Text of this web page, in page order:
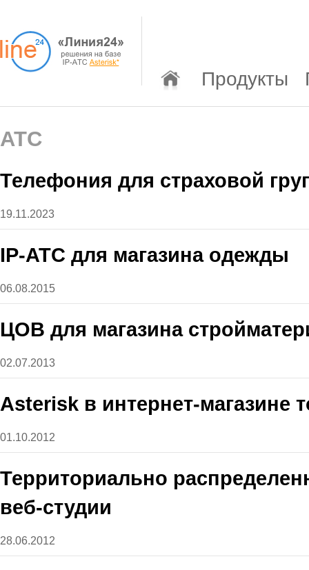
Продукты
АТС
Телефония для страховой
19.11.2023
IP-ATC для магазина одежды
06.08.2015
ЦОВ для магазина
02.07.2013
Asterisk в интернет-магазине
01.10.2012
Территориально
веб-студии
28.06.2012